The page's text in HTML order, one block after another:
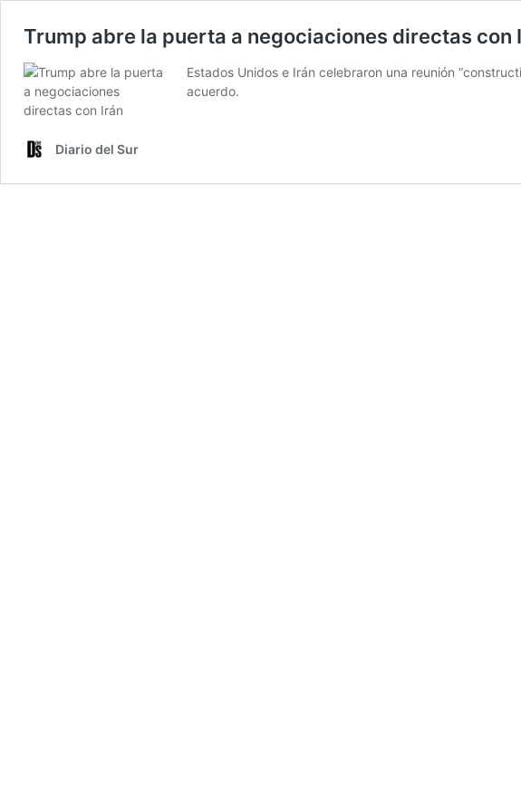
Trump abre la puerta a negociaciones directas con
Estados Unidos e Irán celebraron una reunión
acuerdo.
Diario del Sur